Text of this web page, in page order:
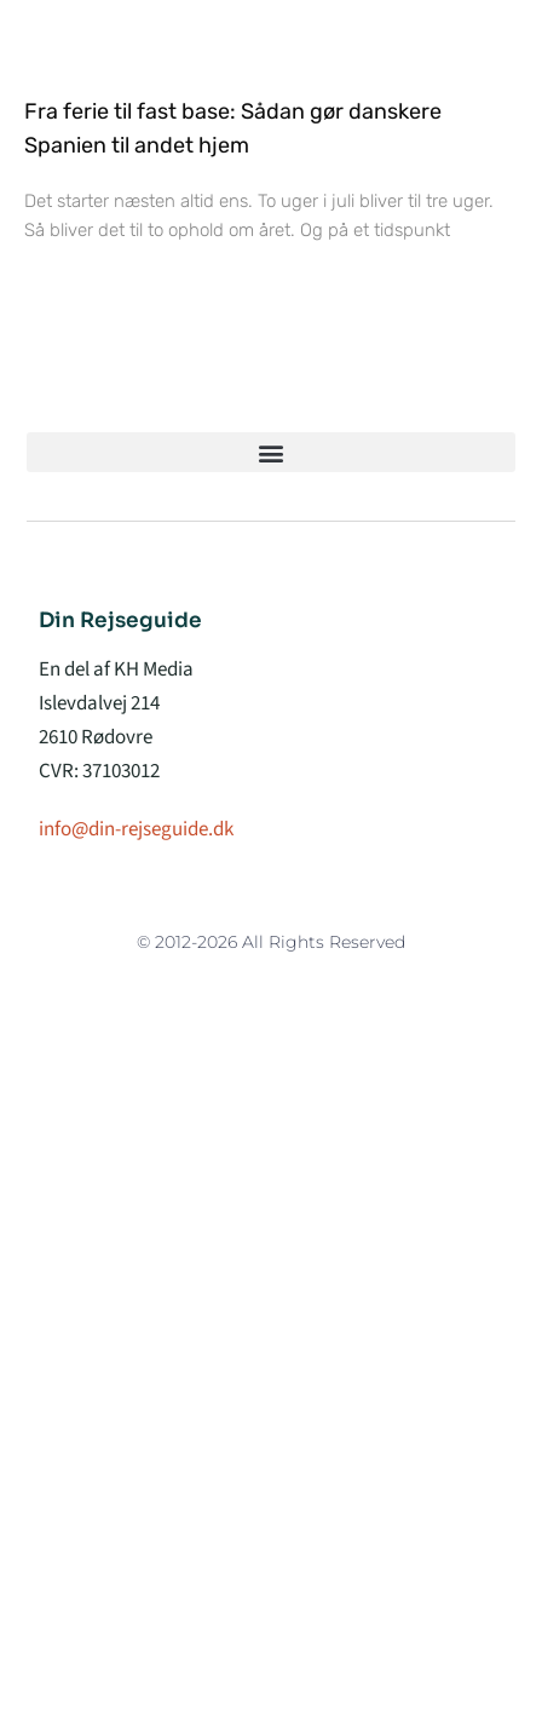
Fra ferie til fast base: Sådan gør danskere
Spanien til andet hjem
Det starter næsten altid ens. To uger i juli bliver til tre uger.
Så bliver det til to ophold om året. Og på et tidspunkt
Din Rejseguide
En del af KH Media
Islevdalvej 214
2610 Rødovre
CVR: 37103012
info@din-rejseguide.dk
© 2012-2026 All Rights Reserved